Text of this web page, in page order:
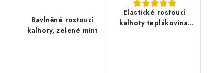
Bavlněné rostoucí
kalhoty, zelené mint
Elastické rostoucí
kalhoty teplákovina,